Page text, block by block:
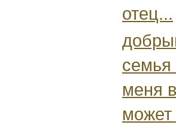
отец...
семья
меня